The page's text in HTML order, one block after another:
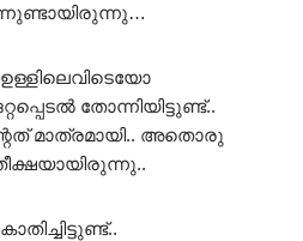
തോന്നിയിട്ടുണ്ട്..
മാത്രമായി.. അതൊരു